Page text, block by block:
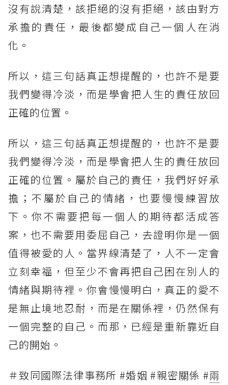
沒有說清楚，該拒絕的沒有拒絕，該由對方
承擔的責任，最後都變成自己一個人在消
化。
所以，這三句話真正想提醒的，也許不是要
我們變得冷淡，而是學會把人生的責任放回
正確的位置。
所以，這三句話真正想提醒的，也許不是要
我們變得冷淡，而是學會把人生的責任放回
正確的位置。屬於自己的責任，我們好好承
擔；不屬於自己的情緒，也要慢慢練習放
下。你不需要把每一個人的期待都活成答
案，也不需要用委屈自己，去證明你是一個
值得被愛的人。當界線清楚了，人不一定會
立刻幸福，但至少不會再把自己困在別人的
情緒與期待裡。你會慢慢明白，真正的愛不
是無止境地忍耐，而是在關係裡，仍然保有
一個完整的自己。而那，已經是重新靠近自
己的開始。
＃致同國際法律事務所 #婚姻 #親密關係 #兩